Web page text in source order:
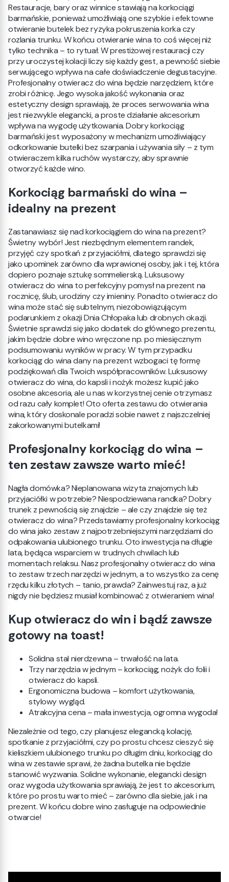
Restauracje, bary oraz winnice stawiają na korkociągi
barmańskie, ponieważ umożliwiają one szybkie i efektowne
otwieranie butelek bez ryzyka pokruszenia korka czy
rozlania trunku. W końcu otwieranie wina to coś więcej niż
tylko technika – to rytuał. W prestiżowej restauracji czy
przy uroczystej kolacji liczy się każdy gest, a pewność siebie
serwującego wpływa na całe doświadczenie degustacyjne.
Profesjonalny otwieracz do wina będzie narzędziem, które
zrobi różnicę. Jego wysoka jakość wykonania oraz
estetyczny design sprawiają, że proces serwowania wina
jest niezwykle elegancki, a proste działanie akcesorium
wpływa na wygodę użytkowania. Dobry korkociąg
barmański jest wyposażony w mechanizm umożliwiający
odkorkowanie butelki bez szarpania i używania siły – z tym
otwieraczem kilka ruchów wystarczy, aby sprawnie
otworzyć każde wino.
Korkociąg barmański do wina –
idealny na prezent
Zastanawiasz się nad korkociągiem do wina na prezent?
Świetny wybór! Jest niezbędnym elementem randek,
przyjęć czy spotkań z przyjaciółmi, dlatego sprawdzi się
jako upominek zarówno dla wprawionej osoby, jak i tej, która
dopiero poznaje sztukę sommelierską. Luksusowy
otwieracz do wina to perfekcyjny pomysł na prezent na
rocznicę, ślub, urodziny czy imieniny. Ponadto otwieracz do
wina może stać się subtelnym, niezobowiązującym
podarunkiem z okazji Dnia Chłopaka lub drobnych okazji.
Świetnie sprawdzi się jako dodatek do głównego prezentu,
jakim będzie dobre wino wręczone np. po miesięcznym
podsumowaniu wyników w pracy. W tym przypadku
korkociąg do wina dany na prezent wzbogaci tę formę
podziękowań dla Twoich współpracowników. Luksusowy
otwieracz do wina, do kapsli i nożyk możesz kupić jako
osobne akcesoria, ale u nas w korzystnej cenie otrzymasz
od razu cały komplet! Oto oferta zestawu do otwierania
wina, który doskonale poradzi sobie nawet z najszczelniej
zakorkowanymi butelkami!
Profesjonalny korkociąg do wina –
ten zestaw zawsze warto mieć!
Nagła domówka? Nieplanowana wizyta znajomych lub
przyjaciółki w potrzebie? Niespodziewana randka? Dobry
trunek z pewnością się znajdzie – ale czy znajdzie się też
otwieracz do wina? Przedstawiamy profesjonalny korkociąg
do wina jako zestaw z najpotrzebniejszymi narzędziami do
odpakowania ulubionego trunku. Oto inwestycja na długie
lata, będąca wsparciem w trudnych chwilach lub
momentach relaksu. Nasz profesjonalny otwieracz do wina
to zestaw trzech narzędzi w jednym, a to wszystko za cenę
rzędu kilku złotych – tanio, prawda? Zainwestuj raz, a już
nigdy nie będziesz musiał kombinować z otwieraniem wina!
Kup otwieracz do win i bądź zawsze
gotowy na toast!
Solidna stal nierdzewna – trwałość na lata.
Trzy narzędzia w jednym – korkociąg, nożyk do folii i
otwieracz do kapsli.
Ergonomiczna budowa – komfort użytkowania,
stylowy wygląd.
Atrakcyjna cena – mała inwestycja, ogromna wygoda!
Niezależnie od tego, czy planujesz elegancką kolację,
spotkanie z przyjaciółmi, czy po prostu chcesz cieszyć się
kieliszkiem ulubionego trunku po długim dniu, korkociąg do
wina w zestawie sprawi, że żadna butelka nie będzie
stanowić wyzwania. Solidne wykonanie, elegancki design
oraz wygoda użytkowania sprawiają, że jest to akcesorium,
które po prostu warto mieć – zarówno dla siebie, jak i na
prezent. W końcu dobre wino zasługuje na odpowiednie
otwarcie!